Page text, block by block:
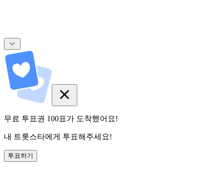
무료 투표권 100표가 도착했어요!
내 트롯스타에게 투표해주세요!
투표하기